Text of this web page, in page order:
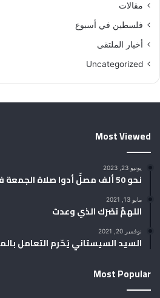
مقالات
فلسطين في أسبوع
أخبار الملتقى
Uncategorized
Most Viewed
يونيو 23, 2023
نحو 50 ألف مصلٍّ أدوا صلاة الجمعة في الأقصى
مايو 13, 2021
اللهمَّ نَصْرَك الذي وعدتَ
نوفمبر 20, 2021
السيد السيستاني يُحّرم التعامل
Most Popular